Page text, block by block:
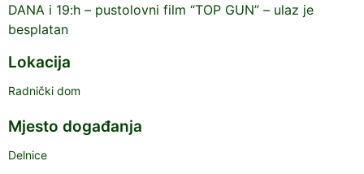
DANA i 19:h – pustolovni film “TOP GUN” – ulaz je
besplatan
Lokacija
Radnički dom
Mjesto događanja
Delnice